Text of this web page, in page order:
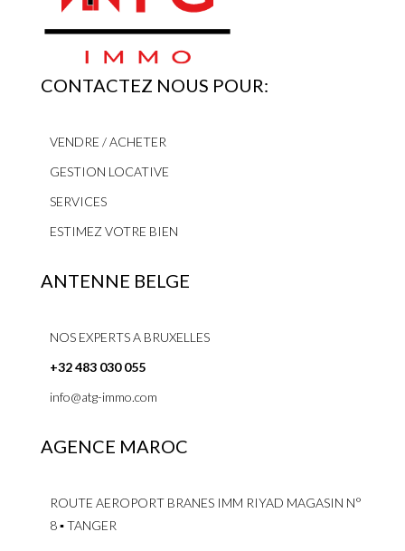
CONTACTEZ NOUS POUR:
VENDRE / ACHETER
GESTION LOCATIVE
SERVICES
ESTIMEZ VOTRE BIEN
ANTENNE BELGE
NOS EXPERTS A BRUXELLES
+32 483 030 055
info@atg-immo.com
AGENCE MAROC
ROUTE AEROPORT BRANES IMM RIYAD MAGASIN N°
8 ▪ TANGER